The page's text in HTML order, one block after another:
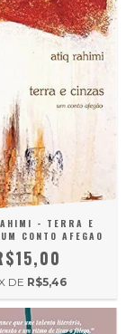
- TERRA E
CONTO AFEGAO
DE R$5,46